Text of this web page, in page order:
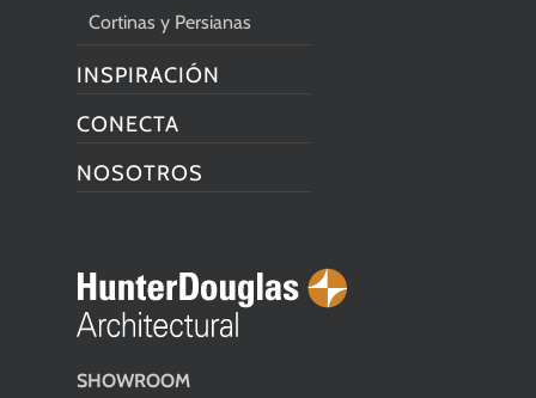
SHOWROOM
Cortinas y Persianas
INSPIRACIÓN
CONECTA
NOSOTROS